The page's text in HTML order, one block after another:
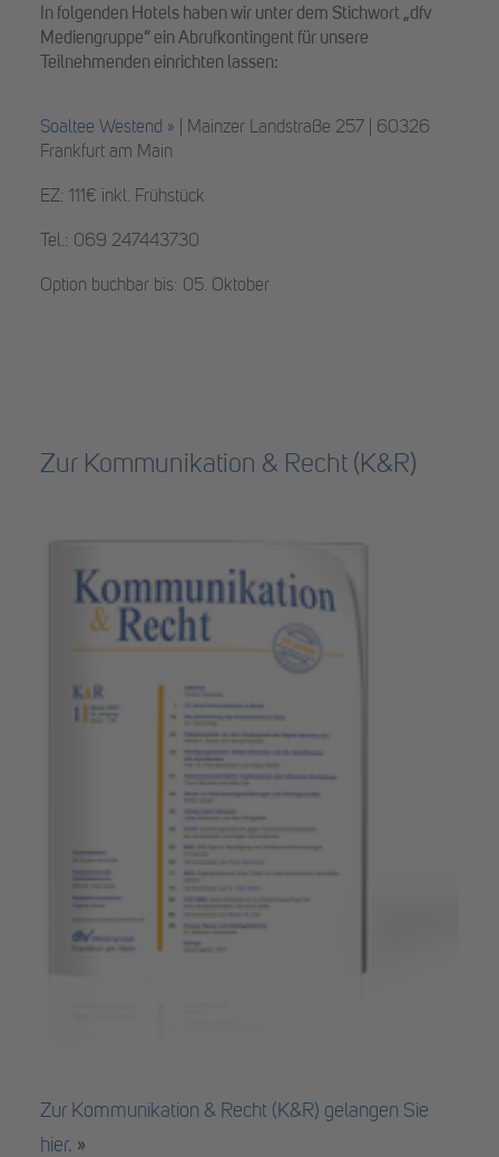
In folgenden Hotels haben wir unter dem Stichwort „dfv
Mediengruppe“ ein Abrufkontingent für unsere
Teilnehmenden einrichten lassen:
Soaltee Westend » | Mainzer Landstraße 257 | 60326
Frankfurt am Main
EZ: 111€ inkl. Frühstück
Tel.: 069 247443730
Option buchbar bis: 05. Oktober
Zur Kommunikation & Recht (K&R)
Zur Kommunikation & Recht (K&R) gelangen Sie
hier. »